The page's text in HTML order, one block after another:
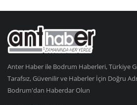
Anter Haber ile Bodrum Haberleri, Türkiye
Tarafsız, Güvenilir ve Haberler İçin Doğru
Bodrum'dan Haberdar Olun